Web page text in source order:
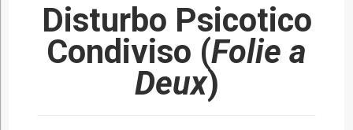
Disturbo Psicotico
Condiviso (Folie a
Deux)